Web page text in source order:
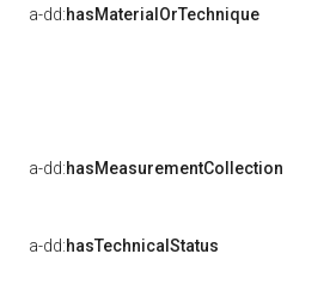
a-dd:hasMaterialOrTechnique
a-dd:hasMeasurementCollection
a-dd:hasTechnicalStatus